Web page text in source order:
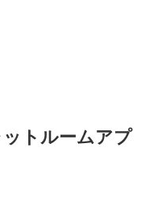
トルームアプ